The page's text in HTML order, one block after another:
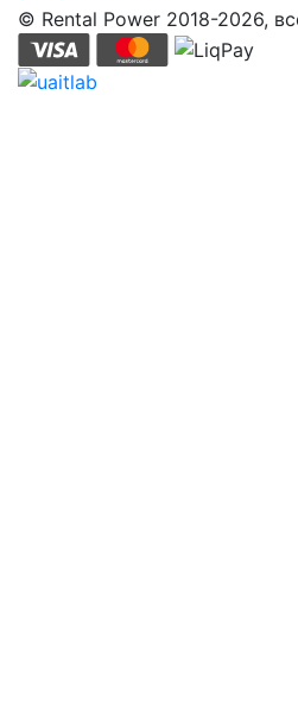
© Rental Power 2018-2026,